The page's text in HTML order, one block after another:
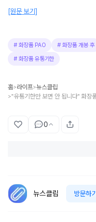
[원문 보기]
# 화장품 PAO #화장품 개봉 후
# 화장품 유통기한
홈>라이프>뉴스클립
>
0
뉴스클립 방문하기